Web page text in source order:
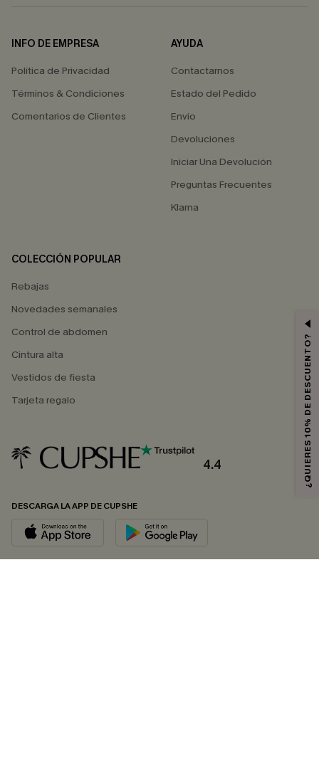
INFO DE EMPRESA
Política de Privacidad
Términos & Condiciones
Comentarios de Clientes
AYUDA
Contactarnos
Estado del Pedido
Envío
Devoluciones
Iniciar Una Devolución
Preguntas Frecuentes
Klarna
COLECCIÓN POPULAR
Rebajas
Novedades semanales
Control de abdomen
Cintura alta
Vestidos de fiesta
Tarjeta regalo
4.4
DESCARGA LA APP DE CUPSHE
¿QUIERES 10% DE DESCUENTO?